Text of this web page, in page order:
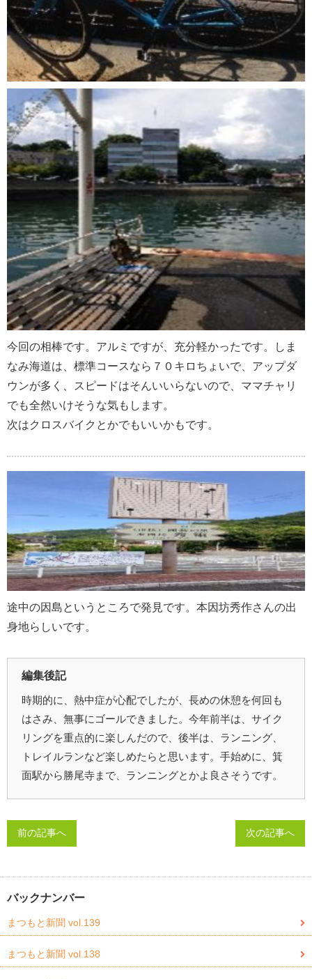
今回の相棒です。アルミですが、充分軽かったです。しま
なみ海道は、標準コースなら７０キロちょいで、アップダ
ウンが多く、スピードはそんいいらないので、ママチャリ
でも全然いけそうな気もします。
次はクロスバイクとかでもいいかもです。
途中の因島というところで発見です。本因坊秀作さんの出
身地らしいです。
編集後記
時期的に、熱中症が心配でしたが、長めの休憩を何回も
はさみ、無事にゴールできました。今年前半は、サイク
リングを重点的に楽しんだので、後半は、ランニング、
トレイルランなど楽しめたらと思います。手始めに、箕
面駅から勝尾寺まで、ランニングとかよ良さそうです。
前の記事へ 次の記事へ
バックナンバー
まつもと新聞 vol.139
まつもと新聞 vol.138